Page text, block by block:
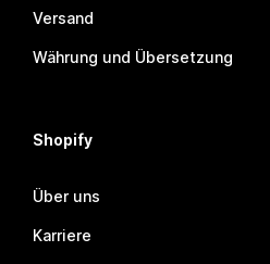
Versand
Währung und Übersetzung
Shopify
Über uns
Karriere